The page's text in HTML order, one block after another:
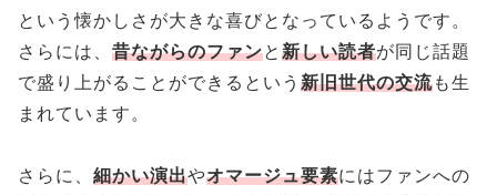
という懐かしさが大きな喜びとなっているようです。
さらには、 昔ながらのファンと 新しい読者が同じ話題
で盛り上がることができるという 新旧世代の交流も生
まれています。
さらに、 細かい演出やオマージュ要素にはファンへの